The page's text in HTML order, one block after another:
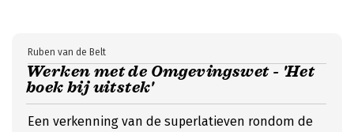
Werken met de Omgevingswet - 'Het
boek bij uitstek'
Ruben van de Belt
Een verkenning van de superlatieven rondom de